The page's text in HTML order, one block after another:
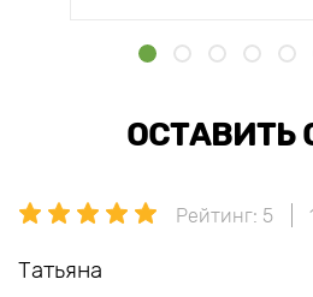
ОСТАВИТЬ
Рейтинг: 5
Татьяна